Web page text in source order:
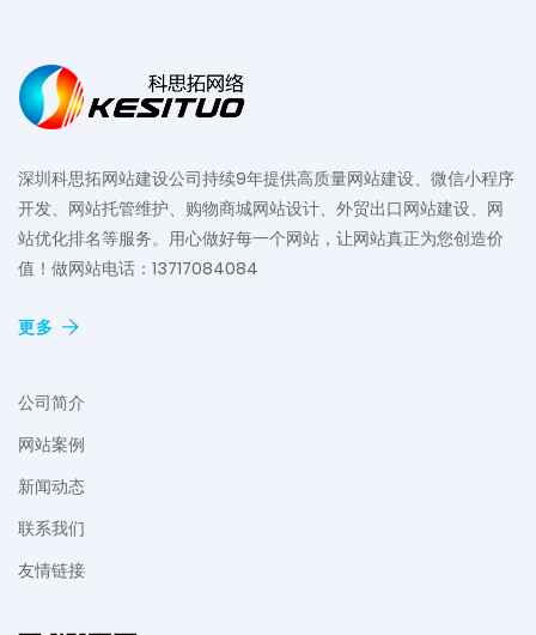
深圳科思拓网站建设公司持续9年提供高质量网站建设、微信小程序
开发、网站托管维护、购物商城网站设计、外贸出口网站建设、网
站优化排名等服务。用心做好每一个网站，让网站真正为您创造价
值！做网站电话：13717084084
更多
公司简介
网站案例
新闻动态
联系我们
友情链接